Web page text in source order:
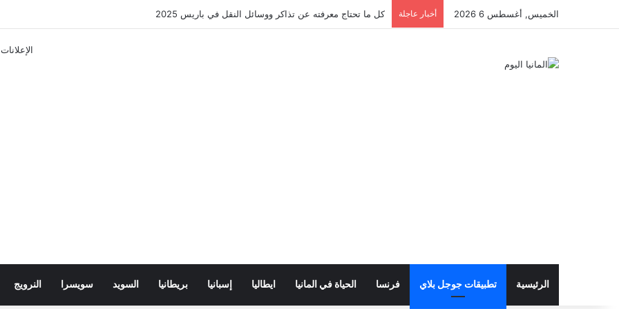
الخميس, أغسطس 6 2026 أخبار عاجلة أفضل تطبيق للتقديم على تأشيرة فرنسا 2025
الإعلانات
الرئيسية تطبيقات جوجل بلاي فرنسا الحياة في المانيا ايطاليا إسبانيا بريطانيا السويد سويسرا النرويج